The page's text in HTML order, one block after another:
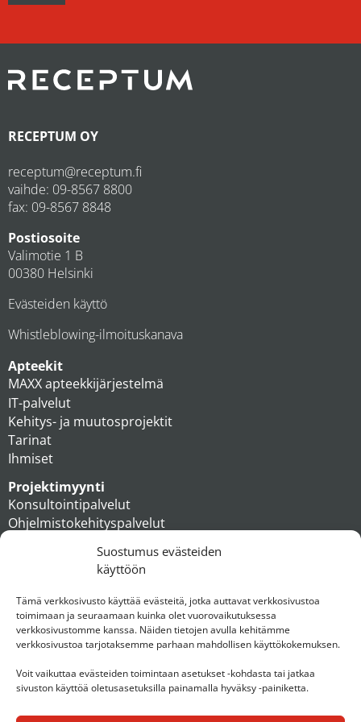
Suostumus evästeiden
käyttöön
Tämä verkkosivusto käyttää evästeitä, jotka auttavat verkkosivustoa
toimimaan ja seuraamaan kuinka olet vuorovaikutuksessa
verkkosivustomme kanssa. Näiden tietojen avulla kehitämme
verkkosivustoa tarjotaksemme parhaan mahdollisen käyttökokemuksen.
Voit vaikuttaa evästeiden toimintaan asetukset -kohdasta tai jatkaa
sivuston käyttöä oletusasetuksilla painamalla hyväksy -painiketta.
RECEPTUM OY
receptum@receptum.fi
vaihde: 09-8567 8800
fax: 09-8567 8848
Postiosoite
Valimotie 1 B
00380 Helsinki
Evästeiden käyttö
Whistleblowing-ilmoituskanava
Apteekit
MAXX apteekkijärjestelmä
IT-palvelut
Kehitys- ja muutosprojektit
Tarinat
Ihmiset
Projektimyynti
Konsultointipalvelut
Ohjelmistokehityspalvelut
Ihmiset
Konserni
Ota yhteyttä